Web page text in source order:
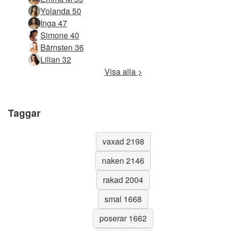
Yolanda 50
Inga 47
Simone 40
Bärnsten 36
Lilian 32
Visa alla >
Taggar
vaxad 2198
naken 2146
rakad 2004
smal 1668
poserar 1662